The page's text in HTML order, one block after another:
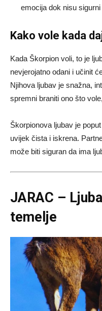
emocija dok nisu
Kako vole kada
Kada Škorpion voli, to je
nevjerojatno odani i učinit
Njihova ljubav je snažna,
spremni braniti ono što
Škorpionova ljubav je
uvijek čista i iskrena.
može biti siguran da ima
JARAC –
temelje